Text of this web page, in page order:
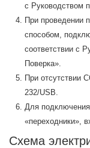
с Руководством
При проведении
способом,
соответствии с
Поверка».
При отсутствии
232/USB.
Для
«переходники»,
Схема